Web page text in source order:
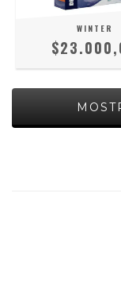
WINTER